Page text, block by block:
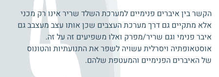
הקשר בין איברים פנימיים למערכת השלד שריר אינו רק מכני
אלא מתקיים גם דרך מערכת העצבים שכן אותו עצב מעצבב גם
איבר פנימי וגם שריר/מפרק ואלו משפיעים זה על זה.
אוסטאופתיה ויסרלית עשויה לשפר את התנועתיות והטונוס
של האיברים הפנימיים והמעטפת שלהם.